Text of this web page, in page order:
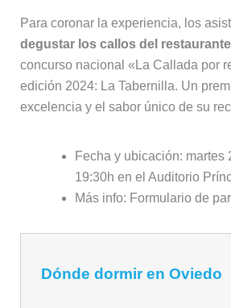
Para coronar la experiencia, los
degustar los callos del
concurso nacional «La Callada por
edición 2024: La Tabernilla. Un
excelencia y el sabor único de su
Fecha y ubicación: martes
19:30h en el Auditorio
Más info: Formulario de
Dónde dormir en Oviedo